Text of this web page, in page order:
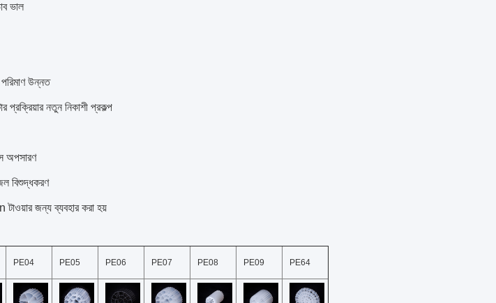
ভাল
পরিমাণ উন্নত
প্রক্রিয়ার নতুন নিকাশী প্রকল্প
অপসারণ
বিশুদ্ধকরণ
টাওয়ার জন্য ব্যবহার করা হয়
PE04 PE05 PE06 PE07 PE08 PE09 PE64